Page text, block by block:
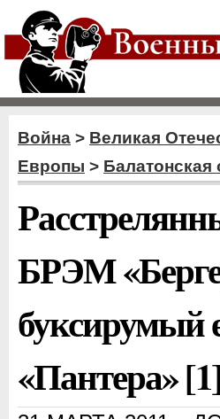
Война > Великая
Европы > Балатонская
БРЭМ
буксирумый
«Пантера» [1]